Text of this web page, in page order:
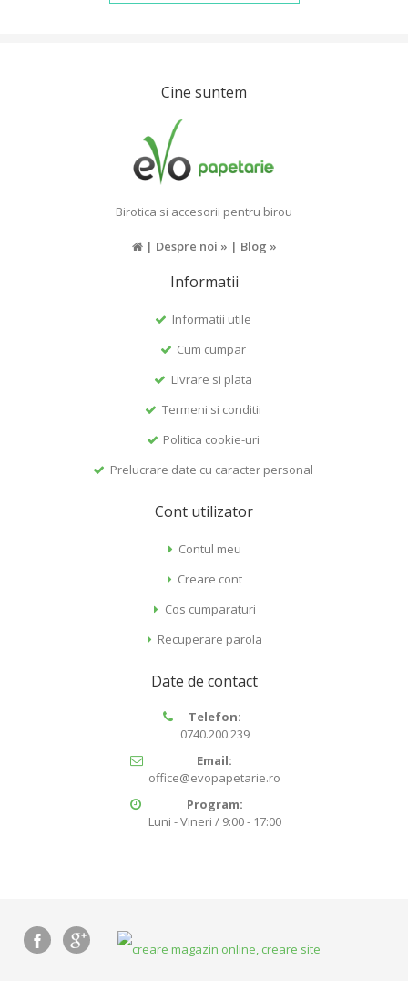
Cine suntem
Birotica si accesorii pentru birou
| Despre noi » | Blog »
Informatii
Informatii utile
Cum cumpar
Livrare si plata
Termeni si conditii
Politica cookie-uri
Prelucrare date cu caracter personal
Cont utilizator
Contul meu
Creare cont
Cos cumparaturi
Recuperare parola
Date de contact
Telefon:
0740.200.239
Email:
office@evopapetarie.ro
Program:
Luni - Vineri / 9:00 - 17:00